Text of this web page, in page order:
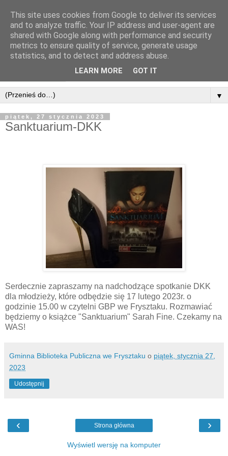
▼
piątek, 27 stycznia 2023
Sanktuarium-DKK
Serdecznie zapraszamy na nadchodzące spotkanie DKK
dla młodzieży, które odbędzie się 17 lutego 2023r. o
godzinie 15.00 w czytelni GBP we Frysztaku. Rozmawiać
będziemy o książce "Sanktuarium" Sarah Fine. Czekamy na
WAS!
Gminna Biblioteka Publiczna we Frysztaku o piątek, stycznia 27,
2023
Udostępnij
‹ ›
Strona główna
Wyświetl wersję na komputer
This site uses cookies from Google to deliver its services
and to analyze traffic. Your IP address and user-agent are
shared with Google along with performance and security
metrics to ensure quality of service, generate usage
statistics, and to detect and address abuse.
LEARN MORE GOT IT